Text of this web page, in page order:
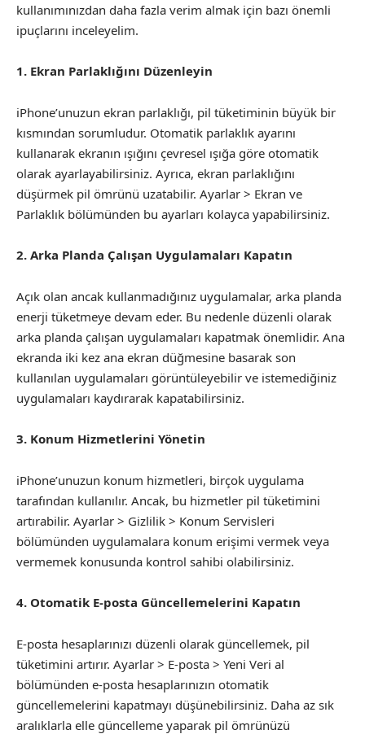
kullanımınızdan daha fazla verim almak için bazı önemli
ipuçlarını inceleyelim.
1. Ekran Parlaklığını Düzenleyin
iPhone’unuzun ekran parlaklığı, pil tüketiminin büyük bir
kısmından sorumludur. Otomatik parlaklık ayarını
kullanarak ekranın ışığını çevresel ışığa göre otomatik
olarak ayarlayabilirsiniz. Ayrıca, ekran parlaklığını
düşürmek pil ömrünü uzatabilir. Ayarlar > Ekran ve
Parlaklık bölümünden bu ayarları kolayca yapabilirsiniz.
2. Arka Planda Çalışan Uygulamaları Kapatın
Açık olan ancak kullanmadığınız uygulamalar, arka planda
enerji tüketmeye devam eder. Bu nedenle düzenli olarak
arka planda çalışan uygulamaları kapatmak önemlidir. Ana
ekranda iki kez ana ekran düğmesine basarak son
kullanılan uygulamaları görüntüleyebilir ve istemediğiniz
uygulamaları kaydırarak kapatabilirsiniz.
3. Konum Hizmetlerini Yönetin
iPhone’unuzun konum hizmetleri, birçok uygulama
tarafından kullanılır. Ancak, bu hizmetler pil tüketimini
artırabilir. Ayarlar > Gizlilik > Konum Servisleri
bölümünden uygulamalara konum erişimi vermek veya
vermemek konusunda kontrol sahibi olabilirsiniz.
4. Otomatik E-posta Güncellemelerini Kapatın
E-posta hesaplarınızı düzenli olarak güncellemek, pil
tüketimini artırır. Ayarlar > E-posta > Yeni Veri al
bölümünden e-posta hesaplarınızın otomatik
güncellemelerini kapatmayı düşünebilirsiniz. Daha az sık
aralıklarla elle güncelleme yaparak pil ömrünüzü